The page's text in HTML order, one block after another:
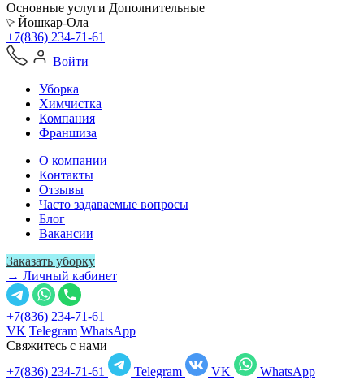
Основные услуги Дополнительные
Йошкар-Ола
+7(836) 234-71-61
Войти
Уборка
Химчистка
Компания
Франшиза
О компании
Контакты
Отзывы
Часто задаваемые вопросы
Блог
Вакансии
Заказать уборку
→ Личный кабинет
+7(836) 234-71-61
VK Telegram WhatsApp
Свяжитесь с нами
+7(836) 234-71-61
Telegram VK
WhatsApp